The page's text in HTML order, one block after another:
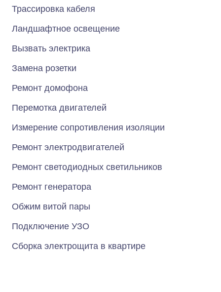
Трассировка кабеля
Ландшафтное освещение
Вызвать электрика
Замена розетки
Ремонт домофона
Перемотка двигателей
Измерение сопротивления изоляции
Ремонт электродвигателей
Ремонт светодиодных светильников
Ремонт генератора
Обжим витой пары
Подключение УЗО
Сборка электрощита в квартире